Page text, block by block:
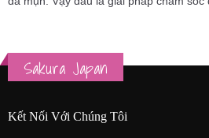
Sakura Japan
Kết Nối Với Chúng Tôi